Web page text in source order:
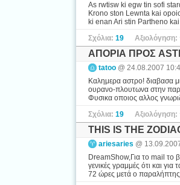
As rwtisw ki egw tin sofi
Krono ston Lewnta kai
ki enan Ari stin Partheno
Σχόλια: 19 Αξιολόγηση:
ΑΠΟΡΙΑ ΠΡΟΣ
tatoo @ 24.08.2007
Καλημερα αστρο! διαβασα
ουρανο-πλουτωνα στην
Φυσικα οποιος αλλος
Σχόλια: 19 Αξιολόγηση:
THIS IS THE
ariesaries @
DreamShow,Για το mail το
γενικές γραμμές ότι και
72 ώρες μετά ο παραλήπτης